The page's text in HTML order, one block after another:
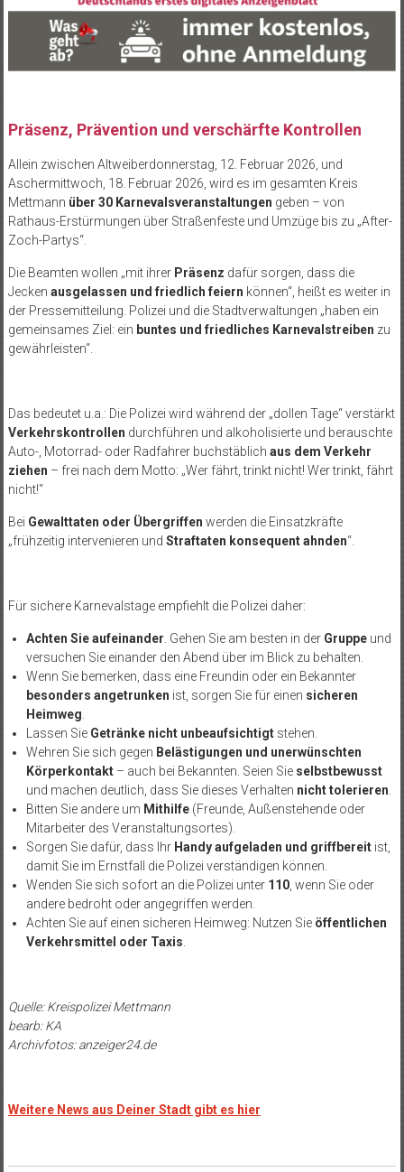
Präsenz, Prävention und verschärfte Kontrollen
Allein zwischen Altweiberdonnerstag, 12. Februar 2026, und
Aschermittwoch, 18. Februar 2026, wird es im gesamten Kreis
Mettmann über 30 Karnevalsveranstaltungen geben – von
Rathaus-Erstürmungen über Straßenfeste und Umzüge bis zu „After-
Zoch-Partys“.
Die Beamten wollen „mit ihrer Präsenz dafür sorgen, dass die
Jecken ausgelassen und friedlich feiern können“, heißt es weiter in
der Pressemitteilung. Polizei und die Stadtverwaltungen „haben ein
gemeinsames Ziel: ein buntes und friedliches Karnevalstreiben zu
gewährleisten“.
Das bedeutet u.a.: Die Polizei wird während der „dollen Tage“ verstärkt
Verkehrskontrollen durchführen und alkoholisierte und berauschte
Auto-, Motorrad- oder Radfahrer buchstäblich aus dem Verkehr
ziehen – frei nach dem Motto: „Wer fährt, trinkt nicht! Wer trinkt, fährt
nicht!“
Bei Gewalttaten oder Übergriffen werden die Einsatzkräfte
„frühzeitig intervenieren und Straftaten konsequent ahnden“.
Für sichere Karnevalstage empfiehlt die Polizei daher:
Achten Sie aufeinander . Gehen Sie am besten in der Gruppeund
versuchen Sie einander den Abend über im Blick zu behalten.
Wenn Sie bemerken, dass eine Freundin oder ein Bekannter
besonders angetrunken ist, sorgen Sie für einen sicheren
Heimweg
Lassen Sie Getränke nicht unbeaufsichtigtstehen.
Wehren Sie sich gegen Belästigungen und unerwünschten
Körperkontakt– auch bei Bekannten. Seien Sie selbstbewusst
und machen deutlich, dass Sie dieses Verhalten nicht tolerieren
Bitten Sie andere um Mithilfe(Freunde, Außenstehende oder
Mitarbeiter des Veranstaltungsortes).
Sorgen Sie dafür, dass Ihr Handy aufgeladen und griffbereitist,
damit Sie im Ernstfall die Polizei verständigen können.
Wenden Sie sich sofort an die Polizei unter 110, wenn Sie oder
andere bedroht oder angegriffen werden.
Achten Sie auf einen sicheren Heimweg: Nutzen Sie öffentlichen
Verkehrsmittel oder Taxis
Quelle: Kreispolizei Mettmann
bearb: KA
Archivfotos: anzeiger24.de
Weitere News aus Deiner Stadt gibt es hier